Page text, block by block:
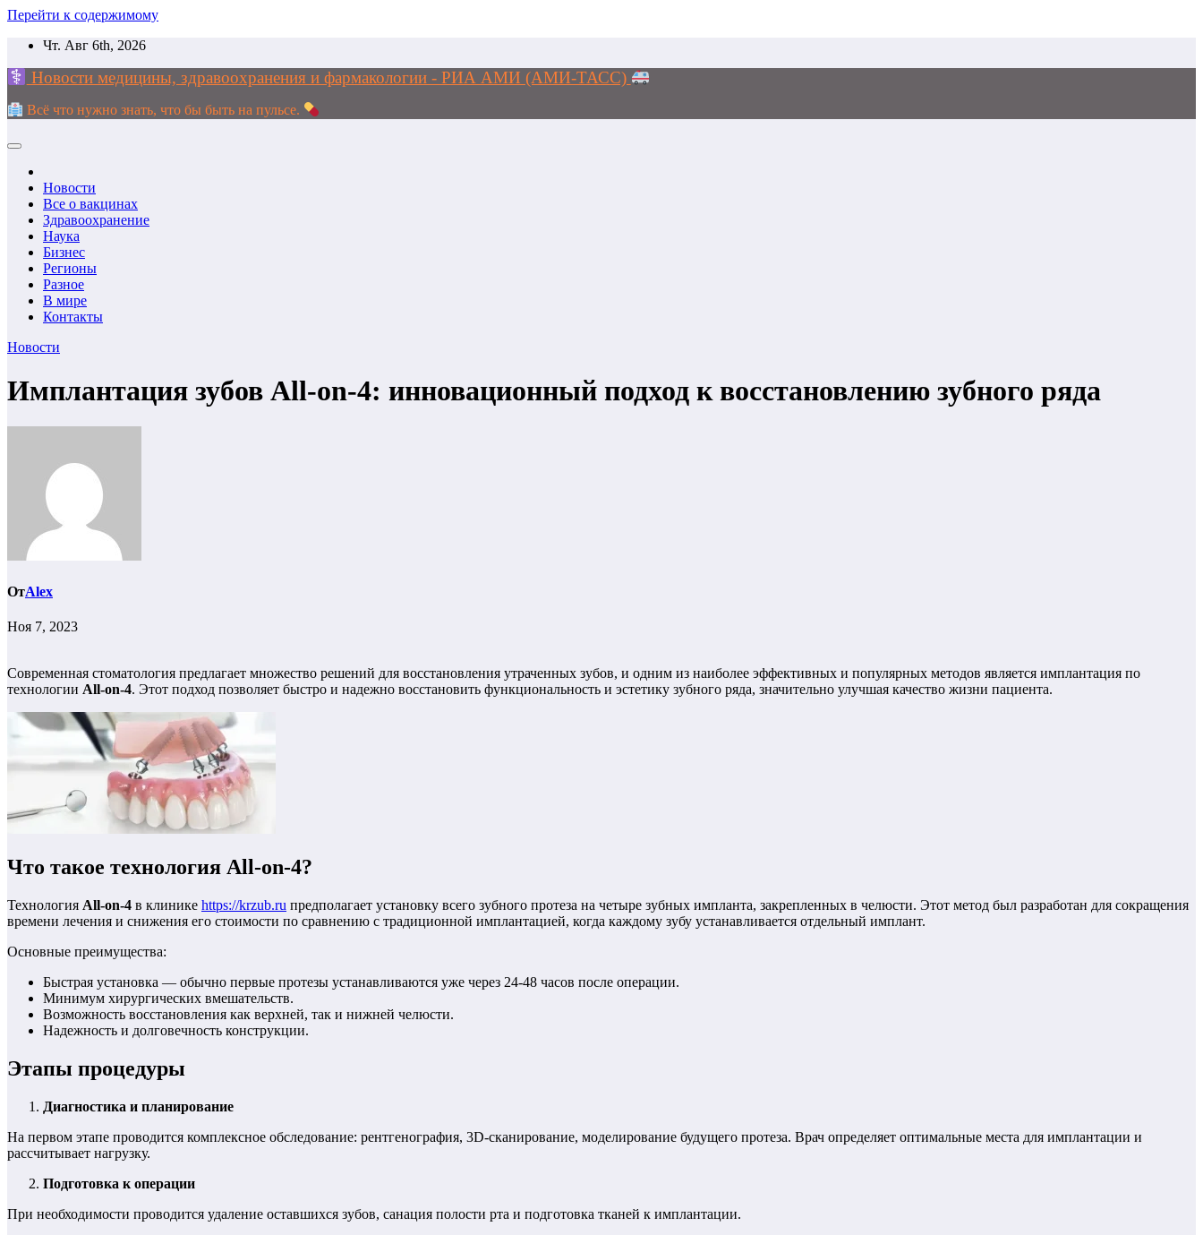
Перейти к содержимому
Чт. Авг 6th, 2026
Новости медицины, здравоохранения и фармакологии - РИА АМИ (АМИ-ТАСС)
Всё что нужно знать, что бы быть на пульсе.
Новости
Все о вакцинах
Здравоохранение
Наука
Бизнес
Регионы
Разное
В мире
Контакты
Новости
Имплантация зубов All-on-4: инновационный подход к восстановлению зубного ряда
ОтAlex
Ноя 7, 2023
Современная стоматология предлагает множество решений для восстановления утраченных зубов, и одним из наиболее эффективных и популярных методов является имплантация по
технологии All-on-4. Этот подход позволяет быстро и надежно восстановить функциональность и эстетику зубного ряда, значительно улучшая качество жизни пациента.
Что такое технология All-on-4?
Технология All-on-4 в клинике https://krzub.ru предполагает установку всего зубного протеза на четыре зубных импланта, закрепленных в челюсти. Этот метод был разработан для сокращения
времени лечения и снижения его стоимости по сравнению с традиционной имплантацией, когда каждому зубу устанавливается отдельный имплант.
Основные преимущества:
Быстрая установка — обычно первые протезы устанавливаются уже через 24-48 часов после операции.
Минимум хирургических вмешательств.
Возможность восстановления как верхней, так и нижней челюсти.
Надежность и долговечность конструкции.
Этапы процедуры
Диагностика и планирование
На первом этапе проводится комплексное обследование: рентгенография, 3D-сканирование, моделирование будущего протеза. Врач определяет оптимальные места для имплантации и
рассчитывает нагрузку.
Подготовка к операции
При необходимости проводится удаление оставшихся зубов, санация полости рта и подготовка тканей к имплантации.